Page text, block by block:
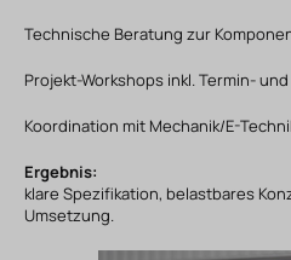
Technische Beratung zur
Projekt-Workshops inkl. Termin-
Koordination mit Mechanik/E-
Ergebnis:
klare Spezifikation, belastbares
Umsetzung.